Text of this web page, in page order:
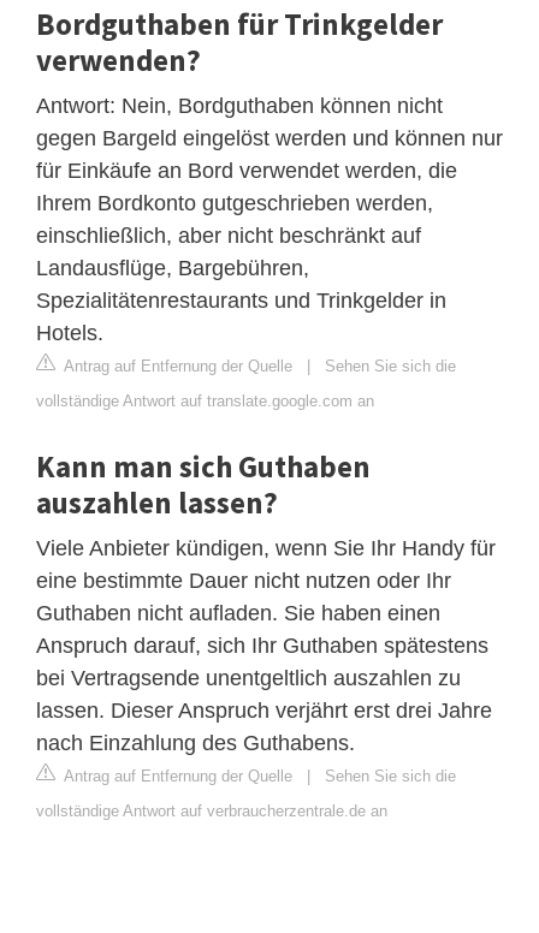
Bordguthaben für Trinkgelder
verwenden?
Antwort: Nein, Bordguthaben können nicht
gegen Bargeld eingelöst werden und können nur
für Einkäufe an Bord verwendet werden, die
Ihrem Bordkonto gutgeschrieben werden,
einschließlich, aber nicht beschränkt auf
Landausflüge, Bargebühren,
Spezialitätenrestaurants und Trinkgelder in
Hotels.
Antrag auf Entfernung der Quelle | Sehen Sie sich die
vollständige Antwort auf translate.google.com an
Kann man sich Guthaben
auszahlen lassen?
Viele Anbieter kündigen, wenn Sie Ihr Handy für
eine bestimmte Dauer nicht nutzen oder Ihr
Guthaben nicht aufladen. Sie haben einen
Anspruch darauf, sich Ihr Guthaben spätestens
bei Vertragsende unentgeltlich auszahlen zu
lassen. Dieser Anspruch verjährt erst drei Jahre
nach Einzahlung des Guthabens.
Antrag auf Entfernung der Quelle | Sehen Sie sich die
vollständige Antwort auf verbraucherzentrale.de an